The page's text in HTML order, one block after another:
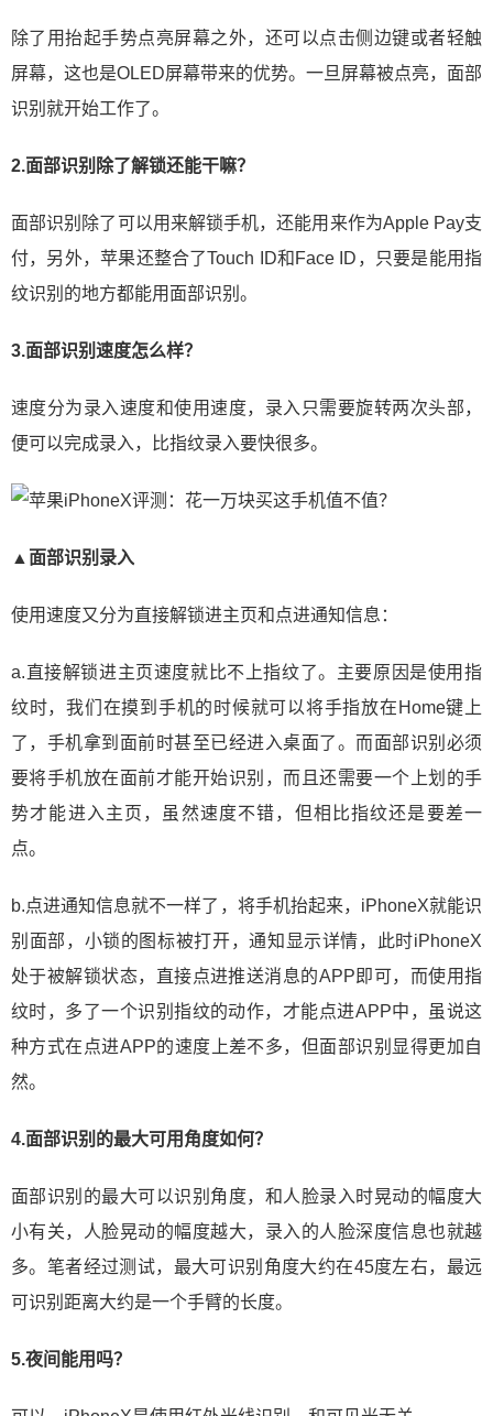
除了用抬起手势点亮屏幕之外，还可以点击侧边键或者轻触
屏幕，这也是OLED屏幕带来的优势。一旦屏幕被点亮，面部
识别就开始工作了。
2.面部识别除了解锁还能干嘛？
面部识别除了可以用来解锁手机，还能用来作为Apple Pay支
付，另外，苹果还整合了Touch ID和Face ID，只要是能用指
纹识别的地方都能用面部识别。
3.面部识别速度怎么样？
速度分为录入速度和使用速度，录入只需要旋转两次头部，
便可以完成录入，比指纹录入要快很多。
▲面部识别录入
使用速度又分为直接解锁进主页和点进通知信息：
a.直接解锁进主页速度就比不上指纹了。主要原因是使用指
纹时，我们在摸到手机的时候就可以将手指放在Home键上
了，手机拿到面前时甚至已经进入桌面了。而面部识别必须
要将手机放在面前才能开始识别，而且还需要一个上划的手
势才能进入主页，虽然速度不错，但相比指纹还是要差一
点。
b.点进通知信息就不一样了，将手机抬起来，iPhoneX就能识
别面部，小锁的图标被打开，通知显示详情，此时iPhoneX
处于被解锁状态，直接点进推送消息的APP即可，而使用指
纹时，多了一个识别指纹的动作，才能点进APP中，虽说这
种方式在点进APP的速度上差不多，但面部识别显得更加自
然。
4.面部识别的最大可用角度如何？
面部识别的最大可以识别角度，和人脸录入时晃动的幅度大
小有关，人脸晃动的幅度越大，录入的人脸深度信息也就越
多。笔者经过测试，最大可识别角度大约在45度左右，最远
可识别距离大约是一个手臂的长度。
5.夜间能用吗？